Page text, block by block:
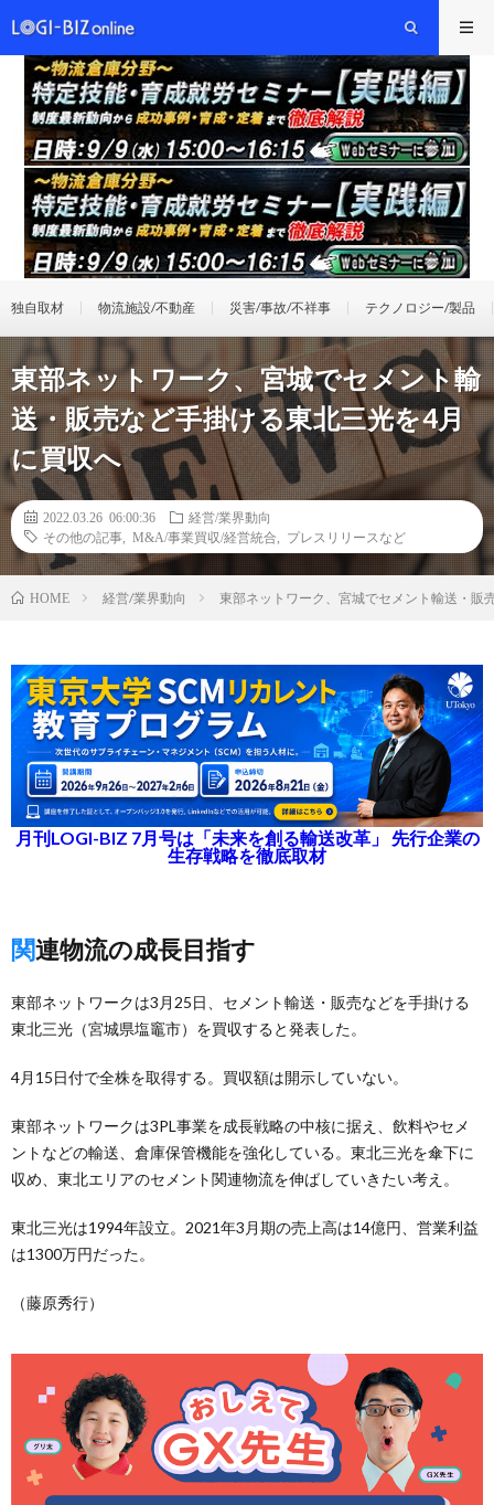
独自取材 物流施設/不動産 災害/事故/不祥事 テクノロジー/製品
東部ネットワーク、宮城でセメント輸
送・販売など手掛ける東北三光を4月
に買収へ
2022.03.26 06:00:36
経営/業界動向
その他の記事
M&A/事業買収/経営統合 プレスリリースなど
HOME 経営/業界動向 東部ネットワーク、宮城でセメント輸送・販
月刊LOGI-BIZ 7月号は「未来を創る輸送改革」 先行企業の
生存戦略を徹底取材
関連物流の成長目指す
東部ネットワークは3月25日、セメント輸送・販売などを手掛ける
東北三光（宮城県塩竈市）を買収すると発表した。
4月15日付で全株を取得する。買収額は開示していない。
東部ネットワークは3PL事業を成長戦略の中核に据え、飲料やセメ
ントなどの輸送、倉庫保管機能を強化している。東北三光を傘下に
収め、東北エリアのセメント関連物流を伸ばしていきたい考え。
東北三光は1994年設立。2021年3月期の売上高は14億円、営業利益
は1300万円だった。
（藤原秀行）